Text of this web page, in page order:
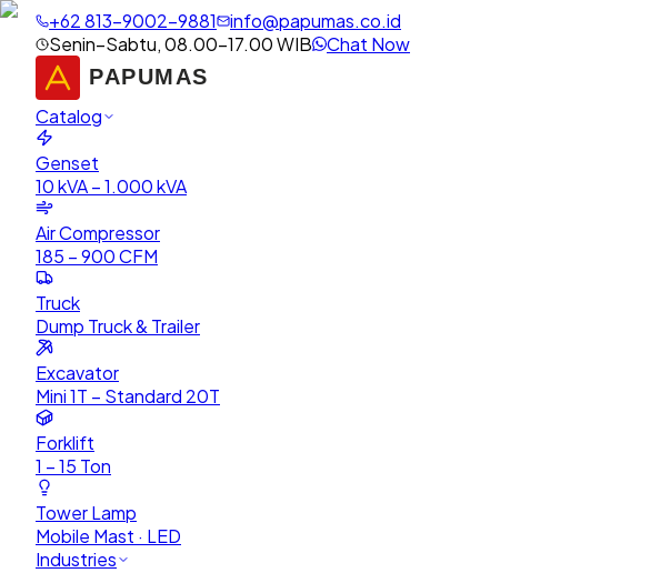
+62 813-9002-9881
info@papumas.co.id
Senin–Sabtu, 08.00–17.00 WIB
Chat Now
Catalog
Genset
10 kVA – 1.000 kVA
Air Compressor
185 – 900 CFM
Truck
Dump Truck & Trailer
Excavator
Mini 1T – Standard 20T
Forklift
1 – 15 Ton
Tower Lamp
Mobile Mast · LED
Industries